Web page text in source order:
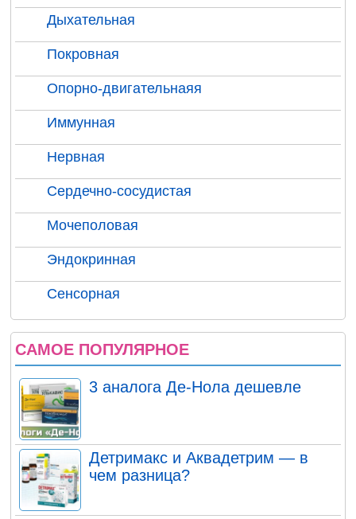
Дыхательная
Покровная
Опорно-двигательнаяя
Иммунная
Нервная
Сердечно-сосудистая
Мочеполовая
Эндокринная
Сенсорная
САМОЕ ПОПУЛЯРНОЕ
3 аналога Де-Нола дешевле
Детримакс и Аквадетрим — в
чем разница?